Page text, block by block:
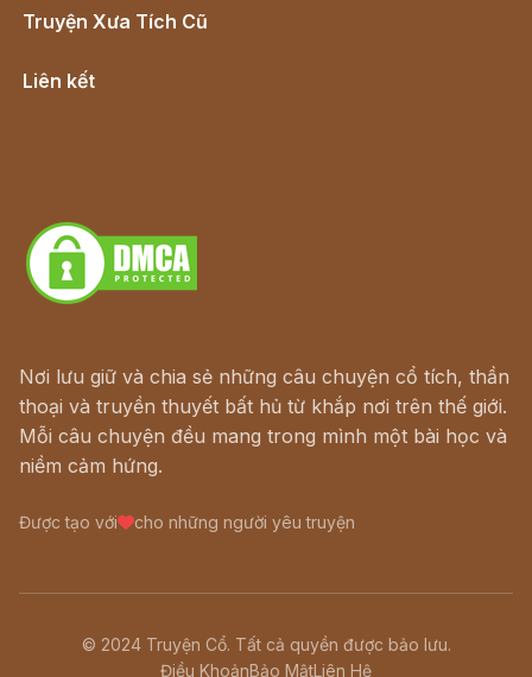
Truyện Xưa Tích Cũ
Liên kết
Nơi lưu giữ và chia sẻ những câu chuyện cổ tích, thần
thoại và truyền thuyết bất hủ từ khắp nơi trên thế giới.
Mỗi câu chuyện đều mang trong mình một bài học và
niềm cảm hứng.
Được tạo với cho những người yêu truyện
© 2024 Truyện Cổ. Tất cả quyền được bảo lưu.
Điều KhoảnBảo MậtLiên Hệ